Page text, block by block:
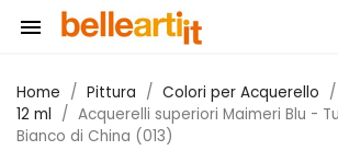

Home Pittura Colori per Acquerello
12 ml
Acquerelli superiori Maimeri Blu -
Bianco di China (013)